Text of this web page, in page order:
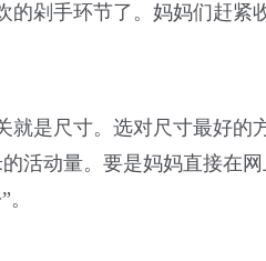
的剁手环节了。妈妈们赶紧
就是尺寸。选对尺寸最好
活动量。要是妈妈直接在